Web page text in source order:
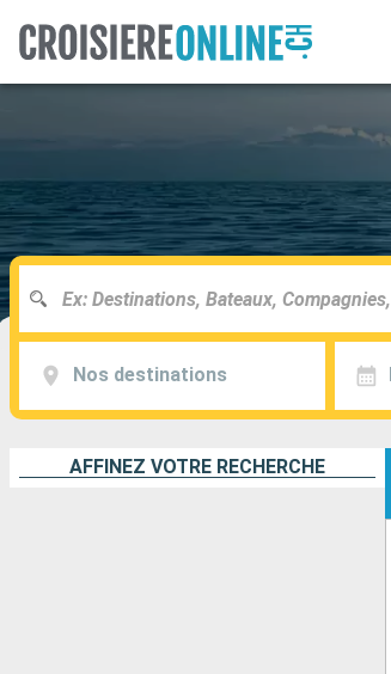
Nos destinations
AFFINEZ VOTRE RECHERCHE